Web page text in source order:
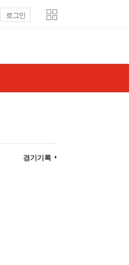
로그인
경기기록